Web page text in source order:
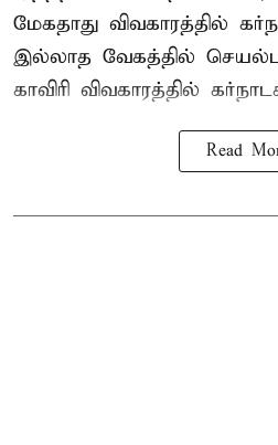
மேகதாது விவகாரத்தில்
இல்லாத வேகத்தில்
காவிரி விவகாரத்தில்
Read